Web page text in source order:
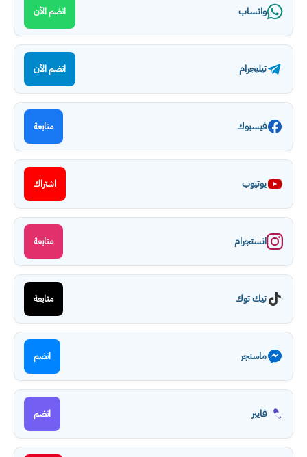
واتساب انضم الآن
تيليجرام انضم الآن
فيسبوك متابعة
يوتيوب اشتراك
انستجرام متابعة
تيك توك متابعة
ماسنجر انضم
فايبر انضم